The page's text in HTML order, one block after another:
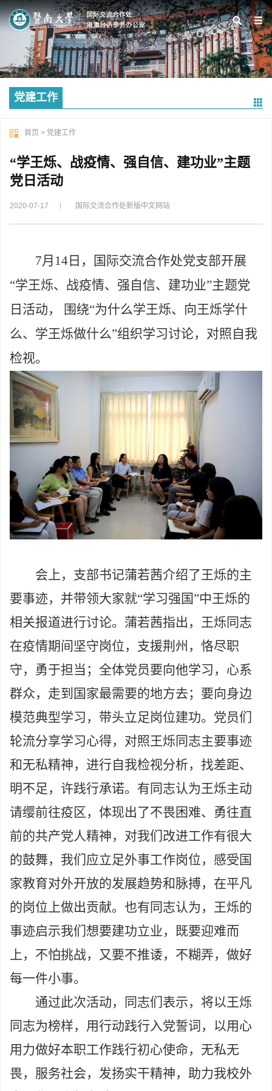
党建工作
首页 > 党建工作
“学王烁、战疫情、强自信、建功业”主题
党日活动
2020-07-17 国际交流合作处新版中文网站
7月 14 日，国际交流合作处党支部开展
“学王烁、战疫情、强自信、建功业”主题党
日活动， 围绕“为什么学王烁、向王烁学什
么、学王烁做什么”组织学习讨论，对照自我
检视。
会上，支部书记蒲若茜介绍了王烁的主
要事迹，并带领大家就“学习强国”中王烁的
相关报道进行讨论。蒲若茜指出，王烁同志
在疫情期间坚守岗位，支援荆州，恪尽职
守，勇于担当；全体党员要向他学习，心系
群众，走到国家最需要的地方去；要向身边
模范典型学习，带头立足岗位建功。党员们
轮流分享学习心得，对照王烁同志主要事迹
和无私精神，进行自我检视分析，找差距、
明不足，许践行承诺。有同志认为王烁主动
请缨前往疫区，体现出了不畏困难、勇往直
前的共产党人精神，对我们改进工作有很大
的鼓舞，我们应立足外事工作岗位，感受国
家教育对外开放的发展趋势和脉搏，在平凡
的岗位上做出贡献。也有同志认为，王烁的
事迹启示我们想要建功立业，既要迎难而
上，不怕挑战，又要不推诿，不糊弄，做好
每一件小事。
通过此次活动，同志们表示，将以王烁
同志为榜样，用行动践行入党誓词，以用心
用力做好本职工作践行初心使命，无私无
畏，服务社会，发扬实干精神，助力我校外